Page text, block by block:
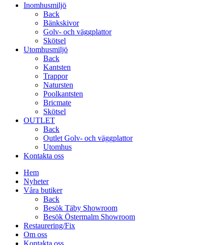
Inomhusmiljö
Back
Bänkskivor
Golv- och väggplattor
Skötsel
Utomhusmiljö
Back
Kantsten
Trappor
Natursten
Poolkantsten
Bricmate
Skötsel
OUTLET
Back
Outlet Golv- och väggplattor
Utomhus
Kontakta oss
Hem
Nyheter
Våra butiker
Back
Besök Täby Showroom
Besök Östermalm Showroom
Restaurering/Fix
Om oss
Kontakta oss